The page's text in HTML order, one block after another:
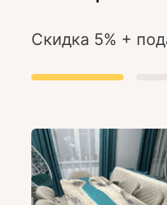
Скидка 5% +